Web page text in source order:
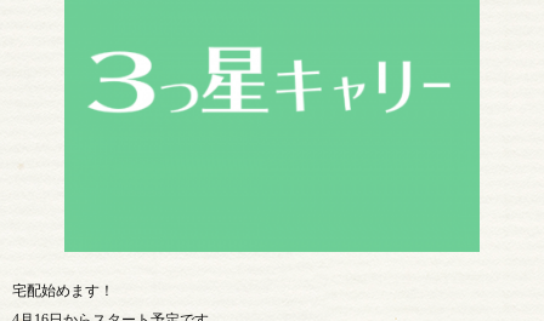
宅配始めます！